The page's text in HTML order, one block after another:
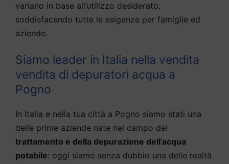
variano in base all’utilizzo desiderato,
soddisfacendo tutte le esigenze per famiglie ed
aziende.
Siamo leader in Italia nella vendita
vendita di depuratori acqua a
Pogno
In Italia e nella tua città a Pogno siamo stati una
delle prime aziende nate nel campo del
trattamento e della depurazione dell’acqua
potabile: oggi siamo senza dubbio una delle realtà